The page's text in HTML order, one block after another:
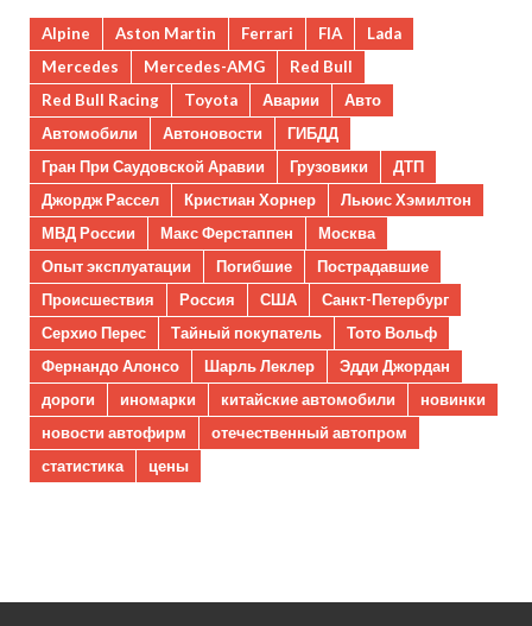
Alpine Aston Martin Ferrari FIA
Lada
Mercedes
Mercedes-AMG
Red Bull
Red Bull Racing
Toyota Аварии
Авто
Автомобили
Автоновости
ГИБДД
Гран При Саудовской Аравии
Грузовики
ДТП
Джордж Рассел
Кристиан Хорнер
Льюис Хэмилтон
МВД России
Макс Ферстаппен
Москва
Опыт эксплуатации
Погибшие
Пострадавшие
Происшествия
Россия США
Санкт-Петербург
Серхио Перес
Тайный покупатель
Тото Вольф
Фернандо Алонсо
Шарль Леклер
Эдди Джордан
дороги
иномарки китайские автомобили
новинки
новости автофирм
отечественный автопром
статистика
цены